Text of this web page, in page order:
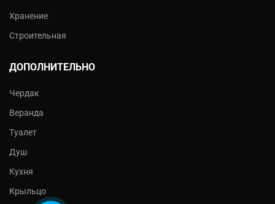
Хранение
Строительная
ДОПОЛНИТЕЛЬНО
Чердак
Веранда
Туалет
Душ
Кухня
Крыльцо